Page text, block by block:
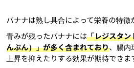
バナナは熟し具合によって栄養の特徴
青みが残ったバナナには「レジスタン
んぷん）」が多く含まれており、腸内
上昇を抑えたりする効果が期待できま